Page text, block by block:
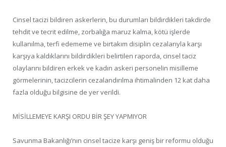
Cinsel tacizi bildiren askerlerin, bu durumları bildirdikleri takdirde
tehdit ve tecrit edilme, zorbalığa maruz kalma, kötü işlerde
kullanılma, terfi edememe ve birtakım disiplin cezalarıyla karşı
karşıya kaldıklarını bildirdikleri belirtilen raporda, cinsel taciz
olaylarını bildiren erkek ve kadın askeri personelin misilleme
görmelerinin, tacizcilerin cezalandırılma ihtimalinden 12 kat daha
fazla olduğu bilgisine de yer verildi.
MİSİLLEMEYE KARŞI ORDU BİR ŞEY YAPMIYOR
Savunma Bakanlığı’nın cinsel tacize karşı geniş bir reformu olduğu